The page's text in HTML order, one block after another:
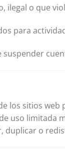
ilegal o que
para
los sitios
uso limitada
duplicar o